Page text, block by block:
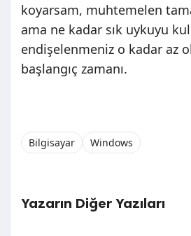
koyarsam, muhtemelen
ama ne kadar sık uykuyu
endişelenmeniz o kadar az
başlangıç zamanı.
Bilgisayar Windows
Yazarın Diğer Yazıları